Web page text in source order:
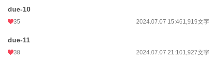
due-10
35 2024.07.07 15:461,919文字
due-11
38 2024.07.07 21:101,927文字